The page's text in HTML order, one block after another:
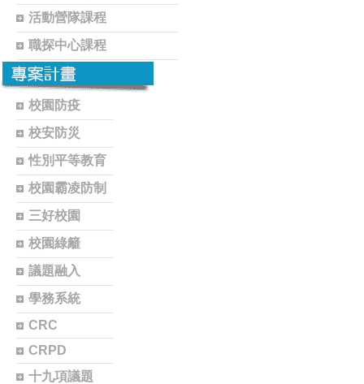
活動營隊課程
職探中心課程
校園防疫
校安防災
性別平等教育
校園霸凌防制
三好校園
校園綠籬
議題融入
學務系統
CRC
CRPD
十九項議題